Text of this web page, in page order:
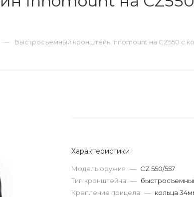
— Быстросъемный кронштейн Innomount на CZ550 с
Характеристики
Модель оружия — CZ 550/557
Тип кронштейна —
Крепление прицела — кольца